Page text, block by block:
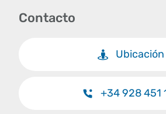
Contacto
Ubicación
+34 928 451